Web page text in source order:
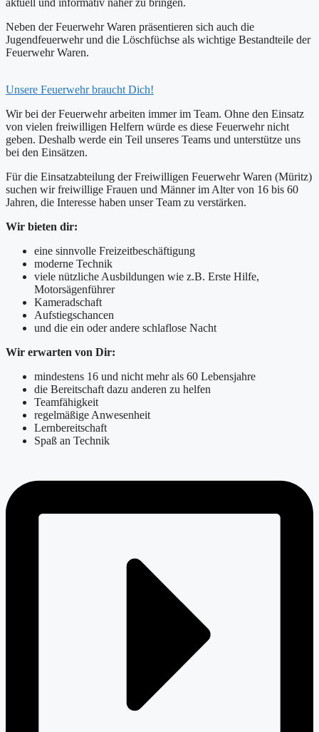
Neben der Feuerwehr Waren präsentieren sich auch die
Jugendfeuerwehr und die Löschfüchse als wichtige Bestandteile der
Feuerwehr Waren.
Unsere Feuerwehr braucht Dich!
Wir bei der Feuerwehr arbeiten immer im Team. Ohne den Einsatz
von vielen freiwilligen Helfern würde es diese Feuerwehr nicht
geben. Deshalb werde ein Teil unseres Teams und unterstütze uns
bei den Einsätzen.
Für die Einsatzabteilung der Freiwilligen Feuerwehr Waren (Müritz)
suchen wir freiwillige Frauen und Männer im Alter von 16 bis 60
Jahren, die Interesse haben unser Team zu verstärken.
Wir bieten dir:
eine sinnvolle Freizeitbeschäftigung
moderne Technik
viele nützliche Ausbildungen wie z.B. Erste Hilfe,
Motorsägenführer
Kameradschaft
Aufstiegschancen
und die ein oder andere schlaflose Nacht
Wir erwarten von Dir:
mindestens 16 und nicht mehr als 60 Lebensjahre
die Bereitschaft dazu anderen zu helfen
Teamfähigkeit
regelmäßige Anwesenheit
Lernbereitschaft
Spaß an Technik